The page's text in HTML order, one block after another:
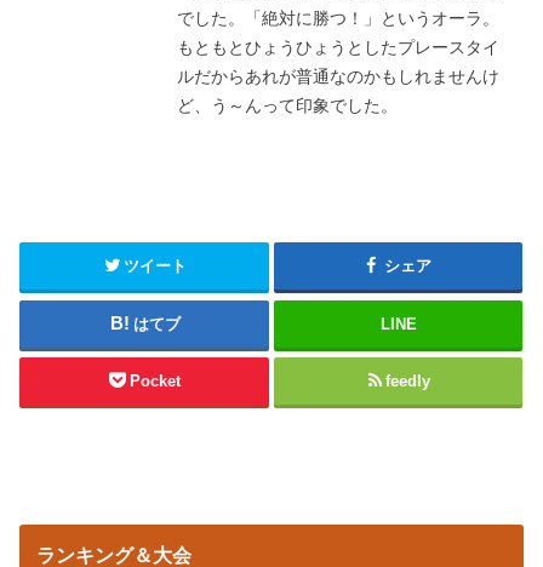
でした。「絶対に勝つ！」というオーラ。
もともとひょうひょうとしたプレースタイ
ルだからあれが普通なのかもしれませんけ
ど、う～んって印象でした。
ツイート シェア
はてブ LINE
Pocket feedly
ランキング＆大会